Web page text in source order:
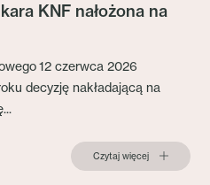
KNF nałożona na
12 czerwca 2026
decyzję nakładającą na
Czytaj więcej